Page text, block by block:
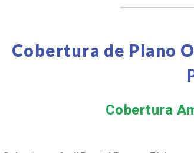
Cobertura de Plano
Cobertura